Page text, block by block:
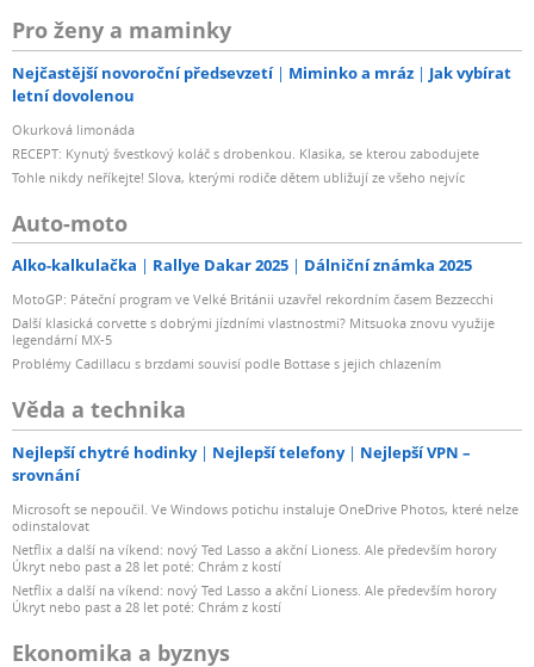
Pro ženy a maminky
Nejčastější novoroční předsevzetí Miminko a mráz
Jak vybírat
letní dovolenou
Okurková limonáda
RECEPT: Kynutý švestkový koláč s drobenkou. Klasika, se kterou zabodujete
Tohle nikdy neříkejte! Slova, kterými rodiče dětem ubližují ze všeho nejvíc
Auto-moto
Alko-kalkulačka Rallye Dakar 2025 Dálniční známka 2025
MotoGP: Páteční program ve Velké Británii uzavřel rekordním časem Bezzecchi
Další klasická corvette s dobrými jízdními vlastnostmi? Mitsuoka znovu využije
legendární MX-5
Problémy Cadillacu s brzdami souvisí podle Bottase s jejich chlazením
Věda a technika
Nejlepší chytré hodinky Nejlepší telefony
Nejlepší VPN –
srovnání
Microsoft se nepoučil. Ve Windows potichu instaluje OneDrive Photos, které nelze
odinstalovat
Netflix a další na víkend: nový Ted Lasso a akční Lioness. Ale především horory
Úkryt nebo past a 28 let poté: Chrám z kostí
Netflix a další na víkend: nový Ted Lasso a akční Lioness. Ale především horory
Úkryt nebo past a 28 let poté: Chrám z kostí
Ekonomika a byznys